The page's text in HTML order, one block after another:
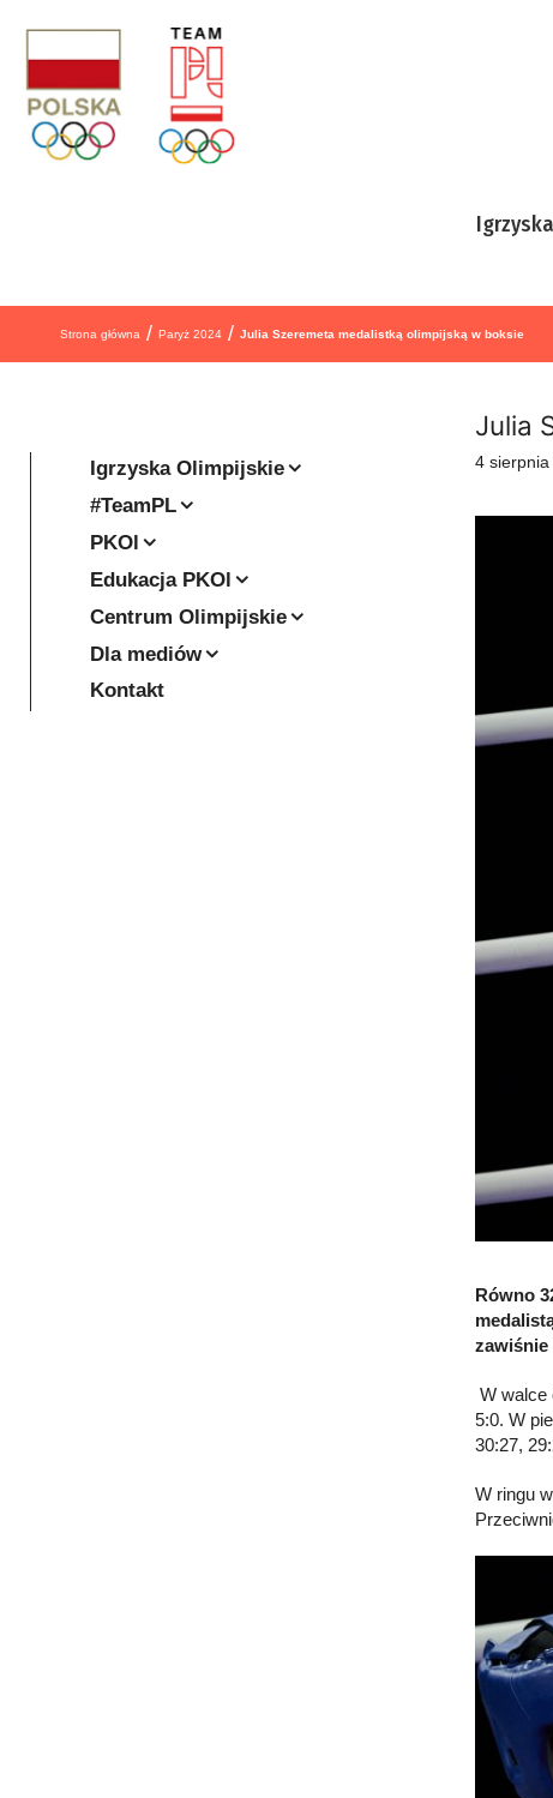
Strona główna / Paryż 2024 / Julia Szeremeta medalistką olimpijską w boksie
Julia
4
Równo
zawiśnie
W walce
5:0. W
30:27,
W ringu
Igrzyska Olimpijskie
#TeamPL
PKOl
Edukacja PKOl
Centrum Olimpijskie
Dla mediów
Kontakt